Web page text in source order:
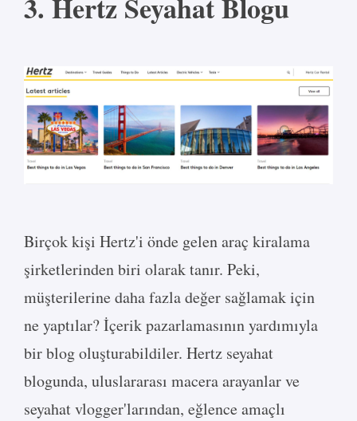
3. Hertz Seyahat Blogu
Birçok kişi Hertz'i önde gelen araç kiralama
şirketlerinden biri olarak tanır. Peki,
müşterilerine daha fazla değer sağlamak için
ne yaptılar? İçerik pazarlamasının yardımıyla
bir blog oluşturabildiler. Hertz seyahat
blogunda, uluslararası macera arayanlar ve
seyahat vlogger'larından, eğlence amaçlı